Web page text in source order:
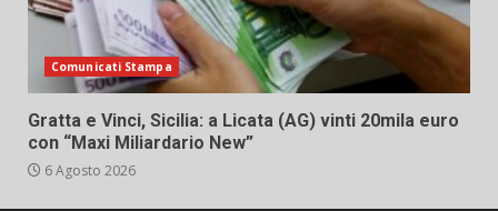
Comunicati Stampa
Gratta e Vinci, Sicilia: a Licata (AG) vinti 20mila euro
con “Maxi Miliardario New”
6 Agosto 2026